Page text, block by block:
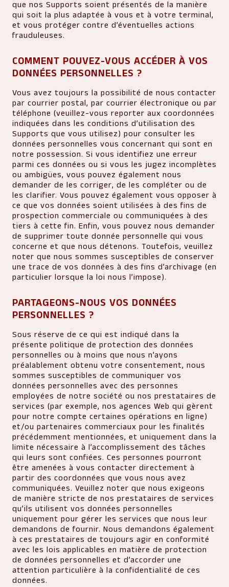
que nos Supports soient présentés de la manière
qui soit la plus adaptée à vous et à votre terminal,
et vous protéger contre d’éventuelles actions
frauduleuses.
COMMENT POUVEZ-VOUS ACCÉDER À VOS
DONNÉES PERSONNELLES ?
Vous avez toujours la possibilité de nous contacter
par courrier postal, par courrier électronique ou par
téléphone (veuillez-vous reporter aux coordonnées
indiquées dans les conditions d’utilisation des
Supports que vous utilisez) pour consulter les
données personnelles vous concernant qui sont en
notre possession. Si vous identifiez une erreur
parmi ces données ou si vous les jugez incomplètes
ou ambigües, vous pouvez également nous
demander de les corriger, de les compléter ou de
les clarifier. Vous pouvez également vous opposer à
ce que vos données soient utilisées à des fins de
prospection commerciale ou communiquées à des
tiers à cette fin. Enfin, vous pouvez nous demander
de supprimer toute donnée personnelle qui vous
concerne et que nous détenons. Toutefois, veuillez
noter que nous sommes susceptibles de conserver
une trace de vos données à des fins d’archivage (en
particulier lorsque la loi nous l’impose).
PARTAGEONS-NOUS VOS DONNÉES
PERSONNELLES ?
Sous réserve de ce qui est indiqué dans la
présente politique de protection des données
personnelles ou à moins que nous n’ayons
préalablement obtenu votre consentement, nous
sommes susceptibles de communiquer vos
données personnelles avec des personnes
employées de notre société ou nos prestataires de
services (par exemple, nos agences Web qui gèrent
pour notre compte certaines opérations en ligne)
et/ou partenaires commerciaux pour les finalités
précédemment mentionnées, et uniquement dans la
limite nécessaire à l’accomplissement des tâches
qui leurs sont confiées. Ces personnes pourront
être amenées à vous contacter directement à
partir des coordonnées que vous nous avez
communiquées. Veuillez noter que nous exigeons
de manière stricte de nos prestataires de services
qu’ils utilisent vos données personnelles
uniquement pour gérer les services que nous leur
demandons de fournir. Nous demandons également
à ces prestataires de toujours agir en conformité
avec les lois applicables en matière de protection
de données personnelles et d’accorder une
attention particulière à la confidentialité de ces
données.